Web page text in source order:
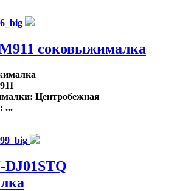
соковыжималка
: Центробежная
: ...
DJ01STQ